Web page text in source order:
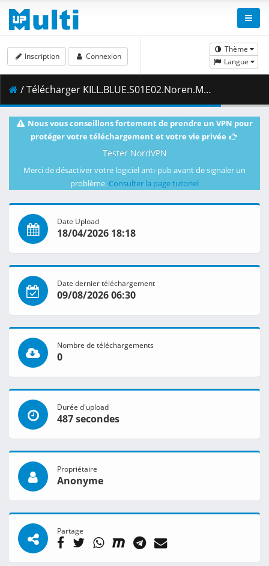
Thème
Langue
Inscription Connexion
/ Télécharger KILL.BLUE.S01E02.Noren.Mitsuoka.1080p.NF.WEB-DL.DUAL.AAC2.0.H.264.MSubs-ToonsHub.mkv.001 ( 340.41 MB )
Nous vous conseillons fortement de prendre un VPN pour
protéger votre téléchargement et votre vie privée
Tester NordVPN
Merci de désactiver votre logiciel anti-pub avant de signaler un
problème. Consulter la page tutoriel
Date Upload
18/04/2026 18:18
Date dernier téléchargement
09/08/2026 06:30
Nombre de téléchargements
0
Durée d'upload
487 secondes
Propriétaire
Anonyme
Partage